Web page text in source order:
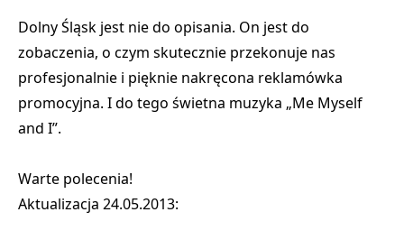
Dolny Śląsk jest nie do opisania. On jest do
zobaczenia, o czym skutecznie przekonuje nas
profesjonalnie i pięknie nakręcona reklamówka
promocyjna. I do tego świetna muzyka „Me Myself
and I”.
Warte polecenia!
Aktualizacja 24.05.2013: